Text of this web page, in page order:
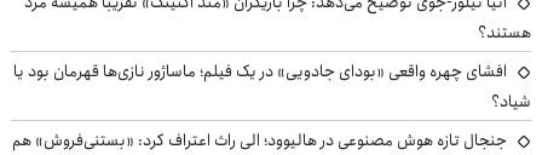
هستند؟
افشای چهره واقعی «بودای جادویی» در یک فیلم؛ ماساژور نازی‌ها قهرمان بود یا
شیاد؟
جنجال تازه هوش مصنوعی در هالیوود؛ الی راث اعتراف کرد: «بستنی‌فروش» هم